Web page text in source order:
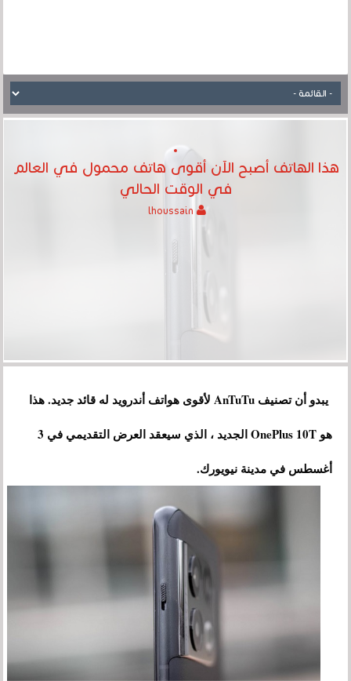
هذا الهاتف أصبح الآن أقوى هاتف محمول في العالم
في الوقت الحالي
يبدو أن تصنيف AnTuTu لأقوى هواتف أندرويد له قائد جديد. هذا
هو OnePlus 10T الجديد ، الذي سيعقد العرض التقديمي في 3
أغسطس في مدينة نيويورك.